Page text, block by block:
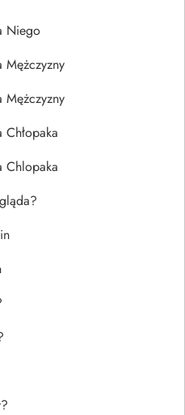
Niego
Mężczyzny
Mężczyzny
Chlopaka